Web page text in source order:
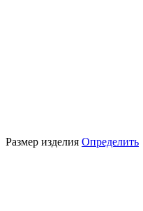
Размер изделия Определить